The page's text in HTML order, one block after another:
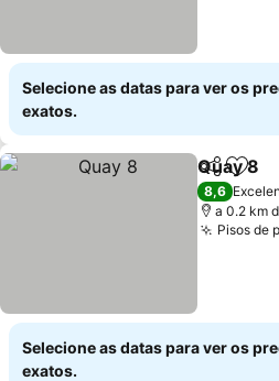
Selecione as datas para ver os
exatos.
Partilhar
Quay 8
8,6
a 0.2 km
Pisos de
Selecione as datas para ver os
exatos.